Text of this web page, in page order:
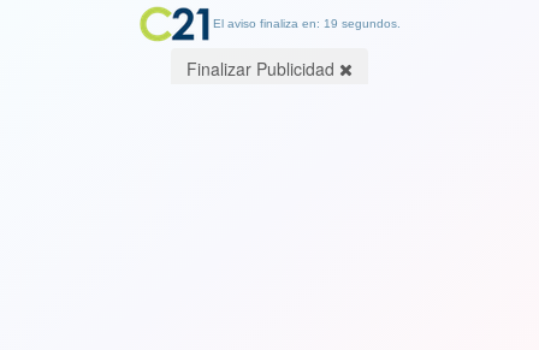
El aviso finaliza en: 19 segundos.
Finalizar Publicidad